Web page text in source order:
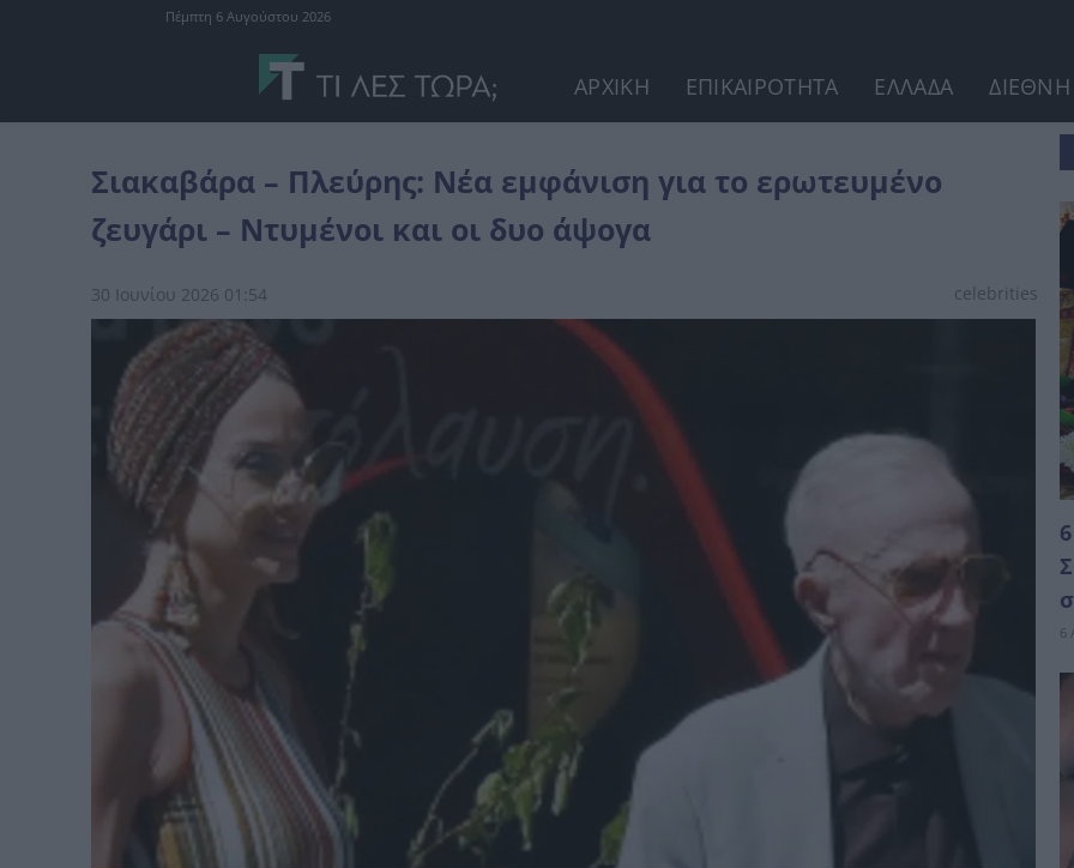
Πέμπτη 6 Αυγούστου 2026
ΑΡΧΙΚΗ ΕΠΙΚΑΙΡΟΤΗΤΑ ΕΛΛΑΔΑ ΔΙΕΘΝΗ
Σιακαβάρα – Πλεύρης: Νέα εμφάνιση για το ερωτευμένο
ζευγάρι – Ντυμένοι και οι δυο άψογα
30 Ιουνίου 2026 01:54 celebrities
6